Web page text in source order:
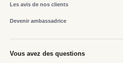
Les avis de nos clients
Devenir ambassadrice
Vous avez des questions